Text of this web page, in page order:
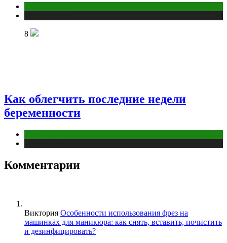
8
Как облегчить последние недели
беременности
Комментарии
Виктория Особенности использования фрез на
машинках для маникюра: как снять, вставить, почистить
и дезинфицировать?